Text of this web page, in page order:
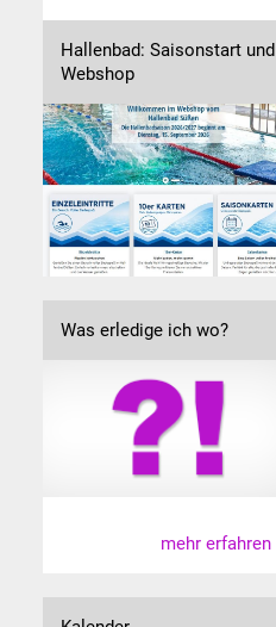
Hallenbad: Saisonstart und
Webshop
Was erledige ich wo?
mehr erfahren